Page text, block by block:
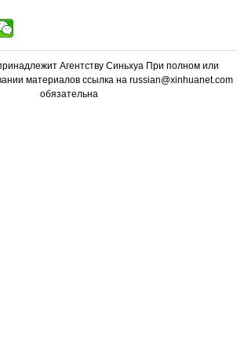
Агентству Синьхуа При полном или
материалов ссылка на russian@xinhuanet.com
обязательна